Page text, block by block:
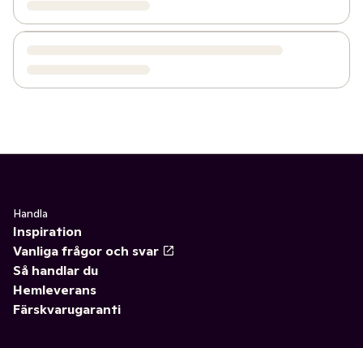
Handla
Inspiration
Vanliga frågor och svar
Så handlar du
Hemleverans
Färskvarugaranti